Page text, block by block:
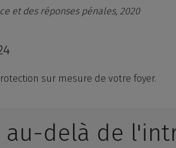
et des réponses pénales, 2020
sur mesure de votre foyer.
au-delà de